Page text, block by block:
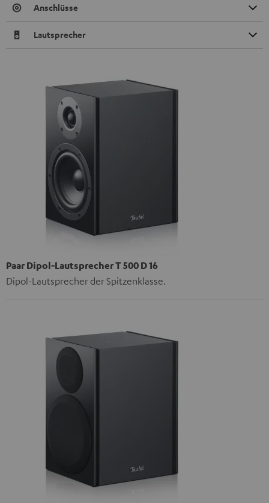
Anschlüsse
Lautsprecher
Paar Dipol-Lautsprecher T 500 D 16
Dipol-Lautsprecher der Spitzenklasse.